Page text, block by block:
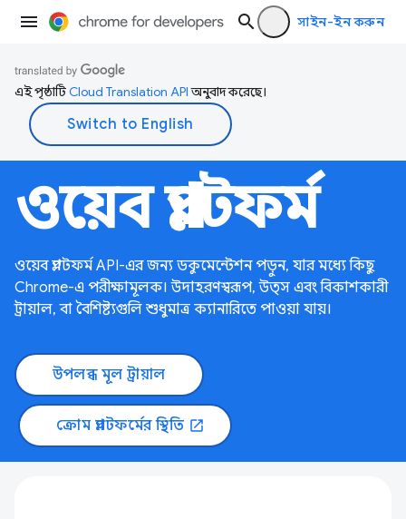
সাইন-ইন করুন
এই পৃষ্ঠাটিCloud Translation APIঅনুবাদ করেছে।
ওয়েব প্ল্যাটফর্ম
ওয়েব প্ল্যাটফর্ম API-এর জন্য ডকুমেন্টেশন পড়ুন, যার মধ্যে কিছু
Chrome-এ পরীক্ষামূলক। উদাহরণস্বরূপ, উত্স এবং বিকাশকারী
ট্রায়াল, বা বৈশিষ্ট্যগুলি শুধুমাত্র ক্যানারিতে পাওয়া যায়।
উপলব্ধ মূল ট্রায়াল
ক্রোম প্ল্যাটফর্মের স্থিতি open_in_new